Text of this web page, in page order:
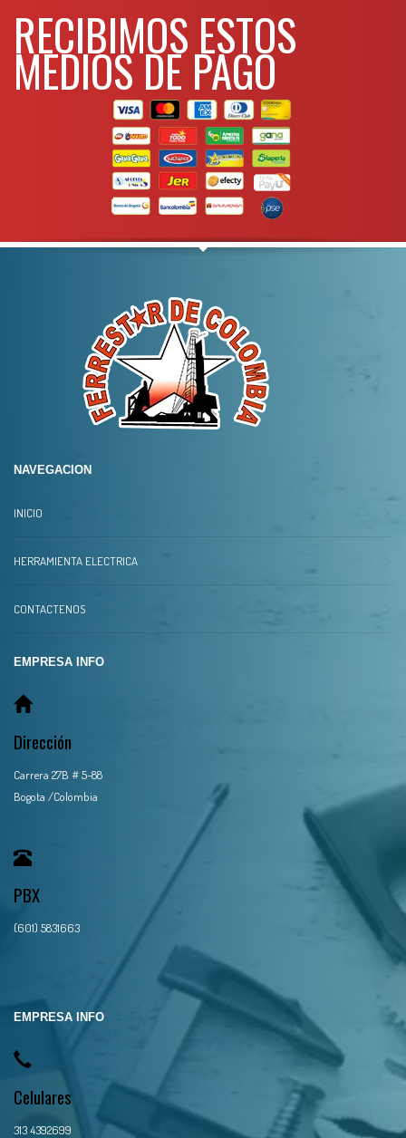
RECIBIMOS ESTOS
MEDIOS DE PAGO
NAVEGACION
INICIO
HERRAMIENTA ELECTRICA
CONTACTENOS
EMPRESA INFO
Dirección
Carrera 27B # 5-88
Bogota /Colombia
PBX
(601) 5831663
EMPRESA INFO
Celulares
313 4392699